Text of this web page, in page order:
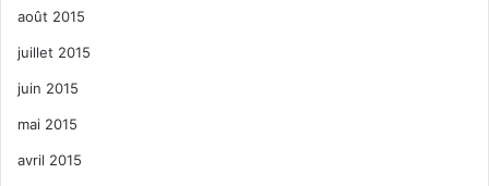
août 2015
juillet 2015
juin 2015
mai 2015
avril 2015